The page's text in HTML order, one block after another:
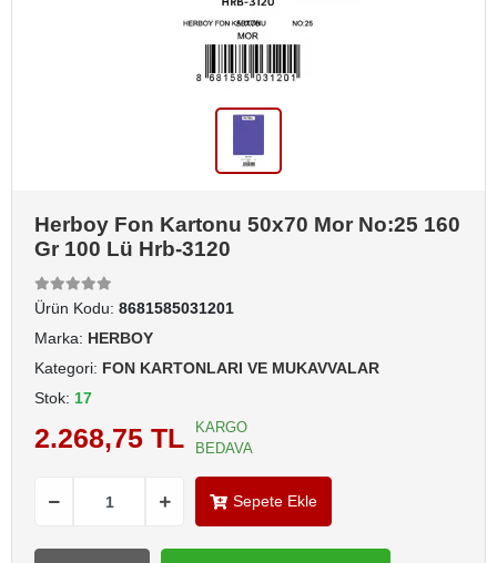
Herboy Fon Kartonu 50x70 Mor No:25 160
Gr 100 Lü Hrb-3120
Ürün Kodu: 8681585031201
Marka: HERBOY
Kategori: FON KARTONLARI VE MUKAVVALAR
Stok: 17
2.268,75 TL
KARGO
BEDAVA
Sepete Ekle